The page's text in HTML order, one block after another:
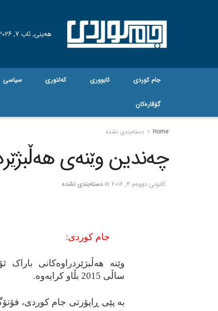
هه‌ینی, ئاب 7, 2026
جام کوردی ئابووری کەلتوری سیاسی
گۆڤاره‌کان
Home دسته‌بندی نشده
چه‌ندین وێنه‌ی
كانونی دووه‌م 4, 2016 in دسته‌بندی نشده
جام کوردی:
وێنه‌ هه‌ڵبژێردراوه‌کانی باراک
ساڵی 2015 بڵاو کرایه‌وه‌.
به‌ پێی ڕاپۆرتی جام کوردی،